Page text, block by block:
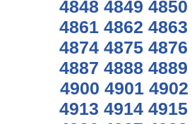
4848 4849 4850
4861 4862 4863
4874 4875 4876
4887 4888 4889
4900 4901 4902
4913 4914 4915